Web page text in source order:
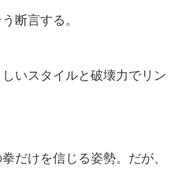
断言する。
いスタイルと破壊力でリン
だけを信じる姿勢。だが、